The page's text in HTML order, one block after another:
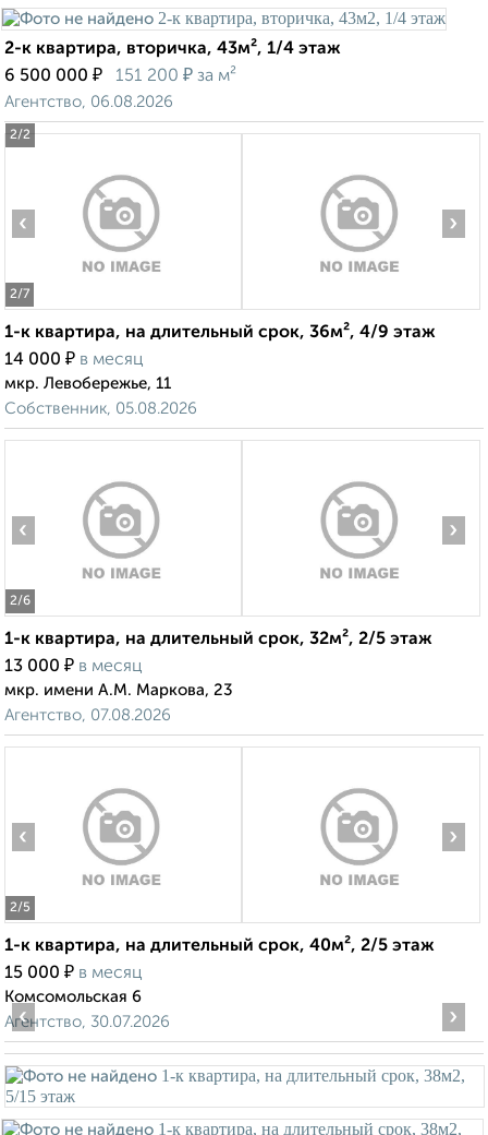
2/2
2-к квартира, вторичка, 43м², 1/4 этаж
6 500 000 ₽ 151 200 ₽ за м²
Агентство, 06.08.2026
2/7
‹ ›
1-к квартира, на длительный срок, 36м², 4/9 этаж
14 000 ₽ в месяц
мкр. Левобережье, 11
Собственник, 05.08.2026
2/6
‹ ›
1-к квартира, на длительный срок, 32м², 2/5 этаж
13 000 ₽ в месяц
мкр. имени А.М. Маркова, 23
Агентство, 07.08.2026
2/5
‹ ›
1-к квартира, на длительный срок, 40м², 2/5 этаж
15 000 ₽ в месяц
Комсомольская 6
Агентство, 30.07.2026
‹ ›